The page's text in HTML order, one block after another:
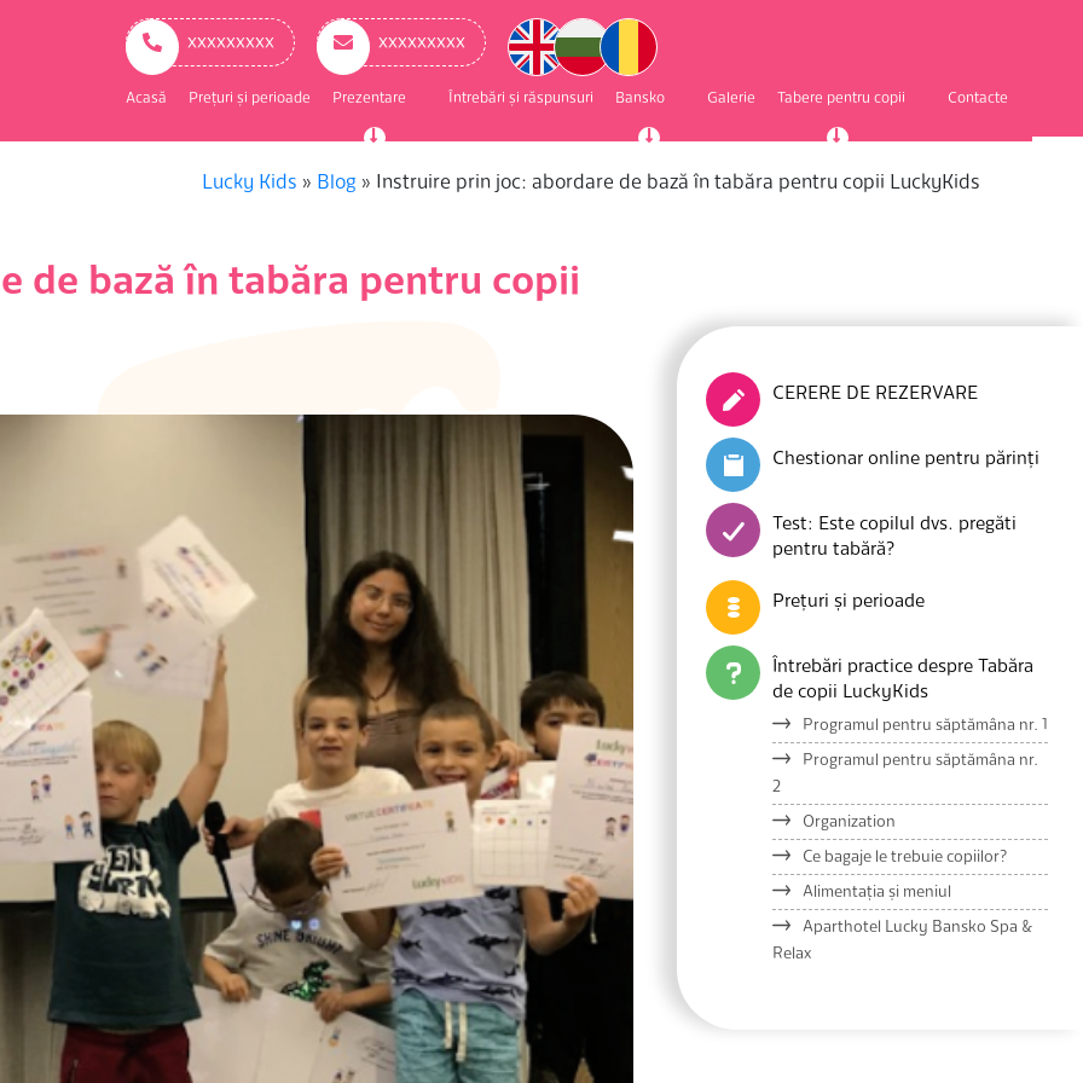
ххххххххх ххххххххх
Acasă Prețuri și perioade Prezentare Întrebări și răspunsuri Bansko Galerie Tabere pentru copii Contacte
Lucky Kids » Blog» Instruire prin joc: abordare de bază în tabăra pentru copii LuckyKids
de bază în tabăra pentru copii
CERERE DE REZERVARE
Chestionar online pentru părinți
Test: Este copilul dvs. pregăti
pentru tabără?
Prețuri și perioade
Întrebări practice despre Tabăra
de copii LuckyKids
Programul pentru săptămâna nr. 1
Programul pentru săptămâna nr.
2
Organization
Ce bagaje le trebuie copiilor?
Alimentația și meniul
Aparthotel Lucky Bansko Spa &
Relax